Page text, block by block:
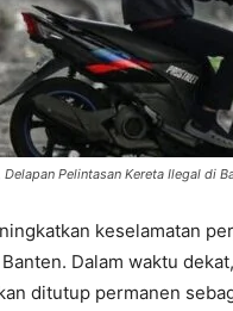
Pelintasan Kereta Ilegal di
keselamatan
Dalam waktu
ditutup permanen